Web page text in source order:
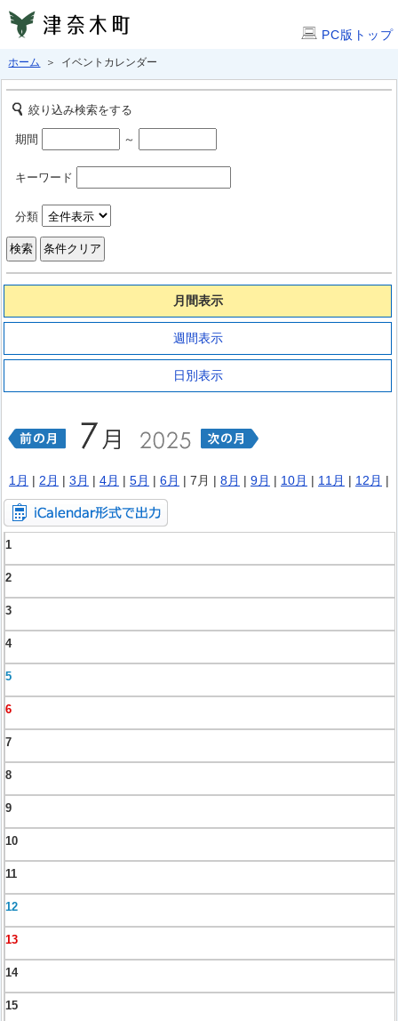
PC版トップ
ホーム ＞ イベントカレンダー
絞り込み検索をする
期間 ～
キーワード
分類
月間表示
週間表示
日別表示
1月 | 2月 | 3月 | 4月 | 5月 | 6月 | 7月 | 8月 | 9月 | 10月 | 11月 | 12月 |
1
2
3
4
5
6
7
8
9
10
11
12
13
14
15